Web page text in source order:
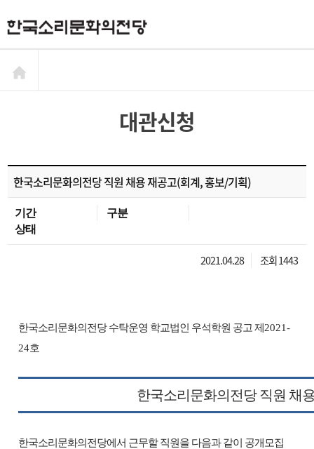
대관신청
한국소리문화의전당 직원 채용 재공고(회계, 홍보/기획)
기간
구분
상태
2021.04.28 조회 1443
한국소리문화의전당 수탁운영 학교법인 우석학원 공고 제 2021-
24호
한국소리문화의전당 직원 채
한국소리문화의전당에서 근무할 직원을 다음과 같이 공개모집